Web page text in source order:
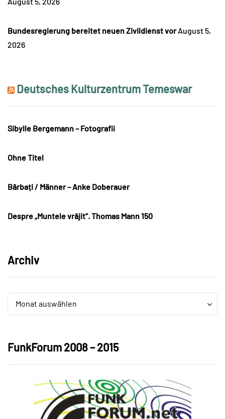
Bundesregierung bereitet neuen Zivildienst vor August 5,
2026
Deutsches Kulturzentrum Temeswar
Sibylle Bergemann – Fotografii
Ohne Titel
Bărbați / Männer – Anke Doberauer
Despre „Muntele vrăjit“. Thomas Mann 150
Archiv
Monat auswählen
Archiv
FunkForum 2008 – 2015